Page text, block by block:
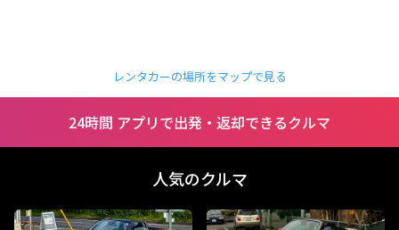
レンタカーの場所をマップで見る
24時間 アプリで出発・返却できるクルマ
人気のクルマ